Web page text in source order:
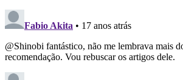
Fabio Akita • 17 anos atrás
@Shinobi fantástico, não me lembrava mais
recomendação. Vou rebuscar os artigos dele.